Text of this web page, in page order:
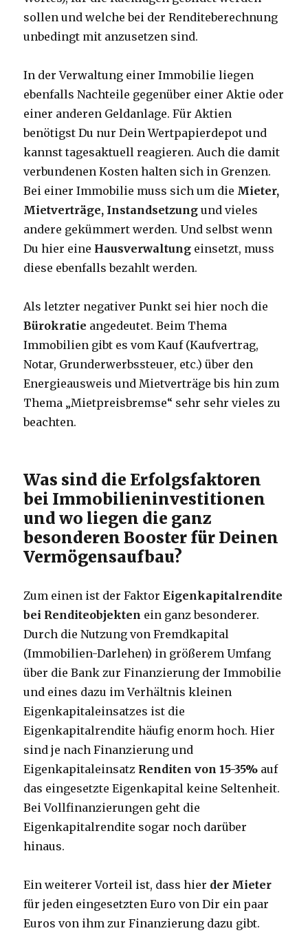
sollen und welche bei der Renditeberechnung
unbedingt mit anzusetzen sind.
In der Verwaltung einer Immobilie liegen
ebenfalls Nachteile gegenüber einer Aktie oder
einer anderen Geldanlage. Für Aktien
benötigst Du nur Dein Wertpapierdepot und
kannst tagesaktuell reagieren. Auch die damit
verbundenen Kosten halten sich in Grenzen.
Bei einer Immobilie muss sich um die Mieter,
Mietverträge, Instandsetzung und vieles
andere gekümmert werden. Und selbst wenn
Du hier eine Hausverwaltung einsetzt, muss
diese ebenfalls bezahlt werden.
Als letzter negativer Punkt sei hier noch die
Bürokratie angedeutet. Beim Thema
Immobilien gibt es vom Kauf (Kaufvertrag,
Notar, Grunderwerbssteuer, etc.) über den
Energieausweis und Mietverträge bis hin zum
Thema „Mietpreisbremse“ sehr sehr vieles zu
beachten.
Was sind die Erfolgsfaktoren
bei Immobilieninvestitionen
und wo liegen die ganz
besonderen Booster für Deinen
Vermögensaufbau?
Zum einen ist der FaktorEigenkapitalrendite
bei Renditeobjekten ein ganz besonderer.
Durch die Nutzung von Fremdkapital
(Immobilien-Darlehen) in größerem Umfang
über die Bank zur Finanzierung der Immobilie
und eines dazu im Verhältnis kleinen
Eigenkapitaleinsatzes ist die
Eigenkapitalrendite häufig enorm hoch. Hier
sind je nach Finanzierung und
Eigenkapitaleinsatz Renditen von 15-35% auf
das eingesetzte Eigenkapital keine Seltenheit.
Bei Vollfinanzierungen geht die
Eigenkapitalrendite sogar noch darüber
hinaus.
Ein weiterer Vorteil ist, dass hier der Mieter
für jeden eingesetzten Euro von Dir ein paar
Euros von ihm zur Finanzierung dazu gibt.